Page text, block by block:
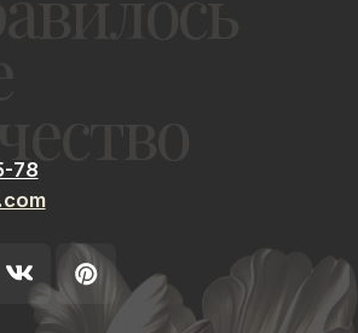
Санкт-